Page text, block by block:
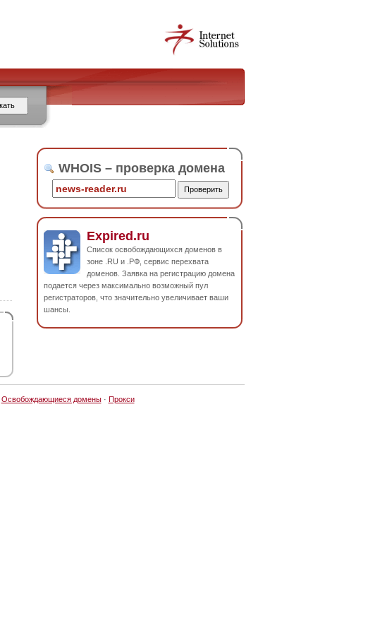
WHOIS – проверка домена
Expired.ru
Список освобождающихся доменов в
зоне .RU и .РФ, сервис перехвата
доменов. Заявка на регистрацию домена
подается через максимально возможный пул
регистраторов, что значительно увеличивает ваши
шансы.
Освобождающиеся домены· Прокси